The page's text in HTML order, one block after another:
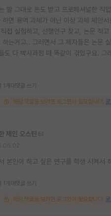
말 그대로 돈도 받고 프로페셔널한 직
하면 용역 과제가 아닌 이상 과제 제안
접 실험하고, 선행연구 찾고, 논문 적
하는거고.. 그러면서 그 제자들은 논문
도 다 박사과정 때 똑같이 겪었구요. 그
1개 대댓글 쓰기
해당 댓글을 보려면 로그인이 필요합니다.
제인 오스틴
본인이 하고 싶은 연구를 학생 시켜서
1개 대댓글 쓰기
해당 댓글을 보려면 로그인이 필요합니다.